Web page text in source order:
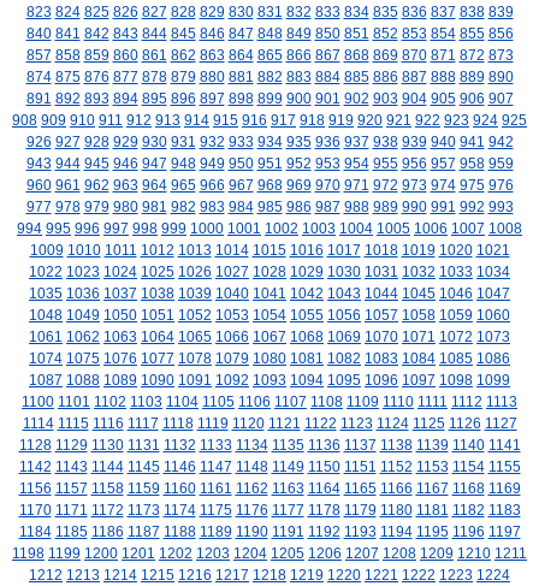
823 824 825 826 827 828 829 830 831 832 833 834 835 836 837 838 839
840 841 842 843 844 845 846 847 848 849 850 851 852 853 854 855 856
857 858 859 860 861 862 863 864 865 866 867 868 869 870 871 872 873
874 875 876 877 878 879 880 881 882 883 884 885 886 887 888 889 890
891 892 893 894 895 896 897 898 899 900 901 902 903 904 905 906 907
908 909 910 911 912 913 914 915 916 917 918 919 920 921 922 923 924 925
926 927 928 929 930 931 932 933 934 935 936 937 938 939 940 941 942
943 944 945 946 947 948 949 950 951 952 953 954 955 956 957 958 959
960 961 962 963 964 965 966 967 968 969 970 971 972 973 974 975 976
977 978 979 980 981 982 983 984 985 986 987 988 989 990 991 992 993
994 995 996 997 998 999 1000 1001 1002 1003 1004 1005 1006 1007 1008
1009 1010 1011 1012 1013 1014 1015 1016 1017 1018 1019 1020 1021
1022 1023 1024 1025 1026 1027 1028 1029 1030 1031 1032 1033 1034
1035 1036 1037 1038 1039 1040 1041 1042 1043 1044 1045 1046 1047
1048 1049 1050 1051 1052 1053 1054 1055 1056 1057 1058 1059 1060
1061 1062 1063 1064 1065 1066 1067 1068 1069 1070 1071 1072 1073
1074 1075 1076 1077 1078 1079 1080 1081 1082 1083 1084 1085 1086
1087 1088 1089 1090 1091 1092 1093 1094 1095 1096 1097 1098 1099
1100 1101 1102 1103 1104 1105 1106 1107 1108 1109 1110 1111 1112 1113
1114 1115 1116 1117 1118 1119 1120 1121 1122 1123 1124 1125 1126 1127
1128 1129 1130 1131 1132 1133 1134 1135 1136 1137 1138 1139 1140 1141
1142 1143 1144 1145 1146 1147 1148 1149 1150 1151 1152 1153 1154 1155
1156 1157 1158 1159 1160 1161 1162 1163 1164 1165 1166 1167 1168 1169
1170 1171 1172 1173 1174 1175 1176 1177 1178 1179 1180 1181 1182 1183
1184 1185 1186 1187 1188 1189 1190 1191 1192 1193 1194 1195 1196 1197
1198 1199 1200 1201 1202 1203 1204 1205 1206 1207 1208 1209 1210 1211
1212 1213 1214 1215 1216 1217 1218 1219 1220 1221 1222 1223 1224